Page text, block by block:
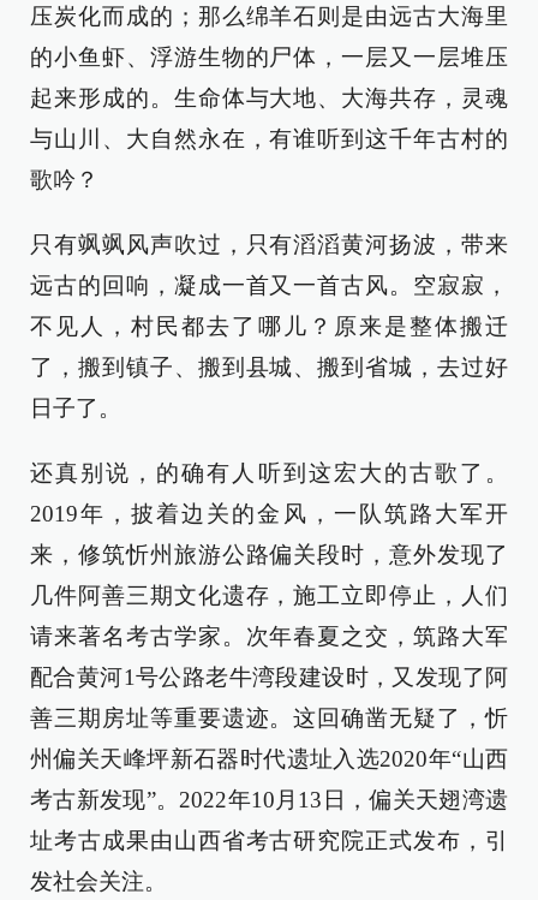
压炭化而成的；那么绵羊石则是由远古大海里
的小鱼虾、浮游生物的尸体，一层又一层堆压
起来形成的。生命体与大地、大海共存，灵魂
与山川、大自然永在，有谁听到这千年古村的
歌吟？
只有飒飒风声吹过，只有滔滔黄河扬波，带来
远古的回响，凝成一首又一首古风。空寂寂，
不见人，村民都去了哪儿？原来是整体搬迁
了，搬到镇子、搬到县城、搬到省城，去过好
日子了。
还真别说，的确有人听到这宏大的古歌了。
2019年，披着边关的金风，一队筑路大军开
来，修筑忻州旅游公路偏关段时，意外发现了
几件阿善三期文化遗存，施工立即停止，人们
请来著名考古学家。次年春夏之交，筑路大军
配合黄河1号公路老牛湾段建设时，又发现了阿
善三期房址等重要遗迹。这回确凿无疑了，忻
州偏关天峰坪新石器时代遗址入选2020年“山西
考古新发现”。2022年10月13日，偏关天翅湾遗
址考古成果由山西省考古研究院正式发布，引
发社会关注。